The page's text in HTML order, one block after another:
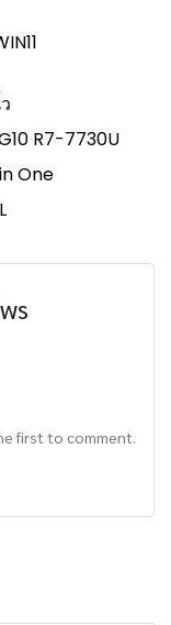
R7-7730U
One
first to comment.